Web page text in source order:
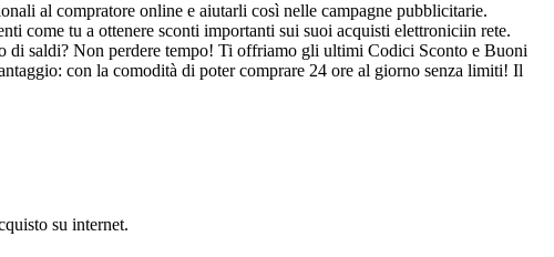
al compratore online e aiutarli così nelle campagne pubblicitarie.
come tu a ottenere sconti importanti sui suoi acquisti elettroniciin rete.
di saldi? Non perdere tempo! Ti offriamo gli ultimi Codici Sconto e Buoni
con la comodità di poter comprare 24 ore al giorno senza limiti! Il
su internet.